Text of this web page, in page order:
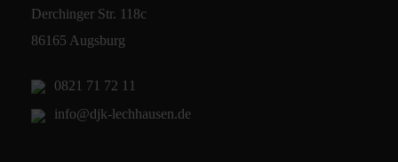
Derchinger Str. 118c
86165 Augsburg
0821 71 72 11
info@djk-lechhausen.de